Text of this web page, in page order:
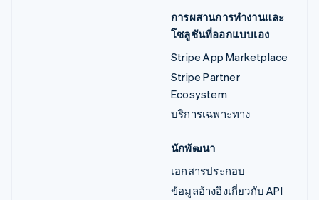
การผสานการทำงานและ
โซลูชันที่ออกแบบเอง
Stripe App Marketplace
Stripe Partner
Ecosystem
บริการเฉพาะทาง
นักพัฒนา
เอกสารประกอบ
ข้อมูลอ้างอิงเกี่ยวกับ API